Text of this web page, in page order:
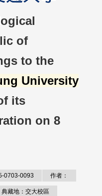
of
to the
University
its
on 8
0703-0093 作者：
典藏地：交大校區